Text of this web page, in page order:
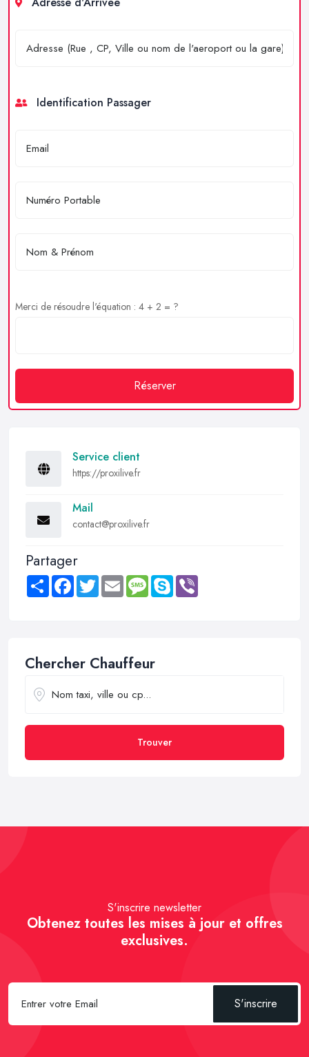
Identification Passager
Merci de résoudre l'équation : 4 + 2 = ?
Réserver
Service client
https://proxilive.fr
Mail
contact@proxilive.fr
Partager
Share FacebookTwitter Email MessageSkype
Chercher Chauffeur
Trouver
S'inscrire newsletter
Obtenez toutes les mises à jour et offres
exclusives.
S'inscrire